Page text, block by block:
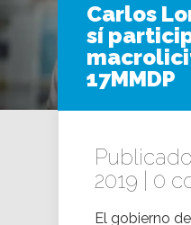
Carlos
sí
17MMDP
2019 | 0
El gobierno